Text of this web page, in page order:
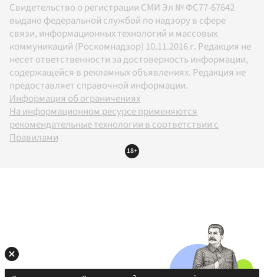
Свидетельство о регистрации СМИ Эл № ФС77-67642
выдано федеральной службой по надзору в сфере
связи, информационных технологий и массовых
коммуникаций (Роскомнадзор) 10.11.2016 г. Редакция не
несет ответственности за достоверность информации,
содержащейся в рекламных объявлениях. Редакция не
предоставляет справочной информации.
Информация об ограничениях
На информационном ресурсе применяются
рекомендательные технологии в соответствии с
Правилами
18+